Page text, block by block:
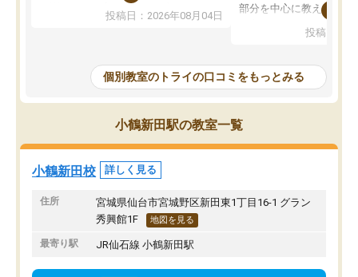
月謝がとても高くトライに良いイメー
ジがありませんでした。
し始めた形です。
しかし、以前とは違い料金がリーズナ
ブルでびっくりしました。
通って1年以上ですが、勉強への取り組
み方が真っすぐに変化（率先して自宅
で復習や予習をする）し成績も向上し
ています。
駅前なので送り迎えが少々負担になっ
ていますが、それを加味しても通って
損はないなと感じています。
投稿日：2026年08月04日
部分を中心に教えてもら
わからないところもそ
もらえたので、勉強への
しずつなくなりました。
その結果成績も上がり、
勉強に取り組めるように
たのを覚えています。
塾だと思います。
投稿日：
個別教室のトライの口コミをもっとみる
小鶴新田駅の教室一覧
小鶴新田校 詳しく見る
住所
宮城県仙台市宮城野区新田東1丁目16-1 グラン
秀興館1F
地図を見る
最寄り駅 JR仙石線 小鶴新田駅